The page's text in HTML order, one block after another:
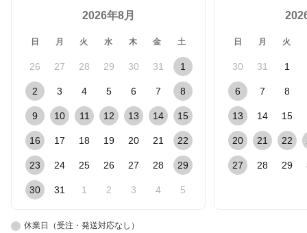
2026年8月
日 月 火 水 木 金 土
26 27 28 29 30 31 1
2 3 4 5 6 7 8
9 10 11 12 13 14 15
16 17 18 19 20 21 22
23 24 25 26 27 28 29
30 31 1 2 3 4 5
日 月 火
30 31 1
6 7 8
13 14 15
20 21 22
27 28 29
休業日（受注・発送対応なし）